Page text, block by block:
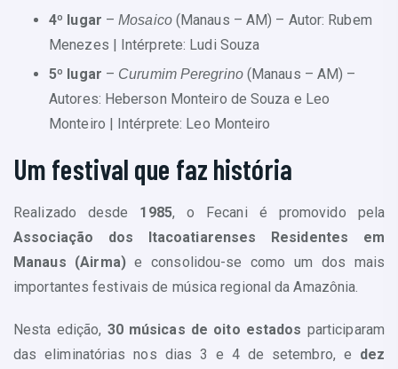
4º lugar –Mosaico(Manaus – AM) – Autor: Rubem
Menezes | Intérprete: Ludi Souza
5º lugar – Curumim Peregrino(Manaus – AM) –
Autores: Heberson Monteiro de Souza e Leo
Monteiro | Intérprete: Leo Monteiro
Um festival que faz história
Realizado desde 1985, o Fecani é promovido pela
Associação dos Itacoatiarenses Residentes em
Manaus (Airma)e consolidou-se como um dos mais
importantes festivais de música regional da Amazônia.
Nesta edição, 30 músicas de oito estados participaram
das eliminatórias nos dias 3 e 4 de setembro, e dez